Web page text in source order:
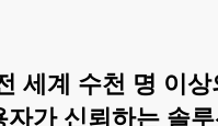
세계 수천 명 이
자가 신뢰하는 솔